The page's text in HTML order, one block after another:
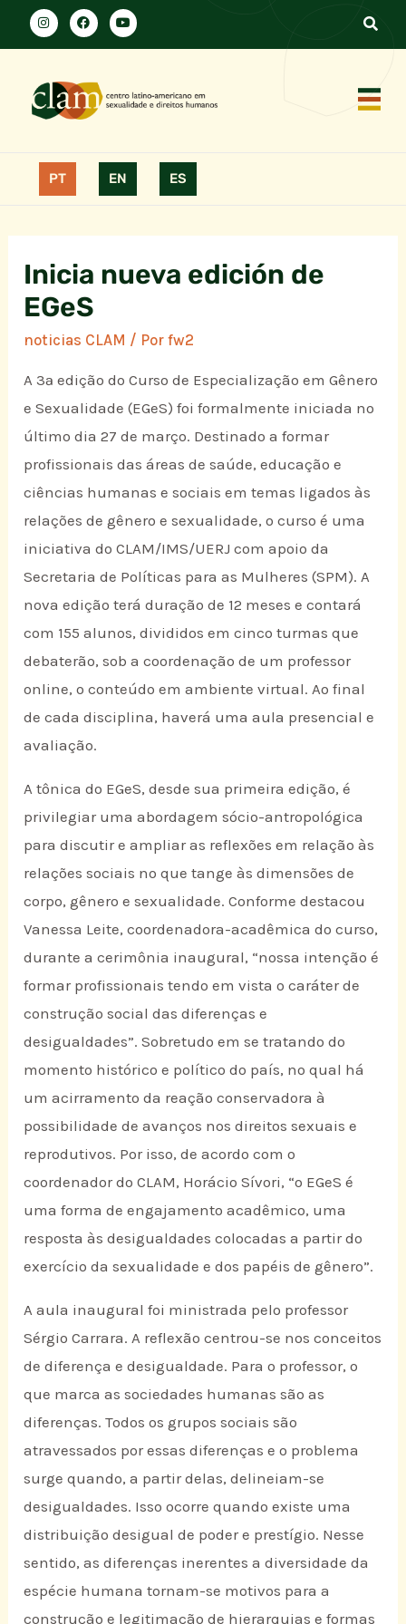
PT EN ES
Inicia nueva edición de
EGeS
noticias CLAM / Porfw2
A 3ª edição do Curso de Especialização em Gênero
e Sexualidade (EGeS) foi formalmente iniciada no
último dia 27 de março. Destinado a formar
profissionais das áreas de saúde, educação e
ciências humanas e sociais em temas ligados às
relações de gênero e sexualidade, o curso é uma
iniciativa do CLAM/IMS/UERJ com apoio da
Secretaria de Políticas para as Mulheres (SPM). A
nova edição terá duração de 12 meses e contará
com 155 alunos, divididos em cinco turmas que
debaterão, sob a coordenação de um professor
online, o conteúdo em ambiente virtual. Ao final
de cada disciplina, haverá uma aula presencial e
avaliação.
A tônica do EGeS, desde sua primeira edição, é
privilegiar uma abordagem sócio-antropológica
para discutir e ampliar as reflexões em relação às
relações sociais no que tange às dimensões de
corpo, gênero e sexualidade. Conforme destacou
Vanessa Leite, coordenadora-acadêmica do curso,
durante a cerimônia inaugural, “nossa intenção é
formar profissionais tendo em vista o caráter de
construção social das diferenças e
desigualdades”. Sobretudo em se tratando do
momento histórico e político do país, no qual há
um acirramento da reação conservadora à
possibilidade de avanços nos direitos sexuais e
reprodutivos. Por isso, de acordo com o
coordenador do CLAM, Horácio Sívori, “o EGeS é
uma forma de engajamento acadêmico, uma
resposta às desigualdades colocadas a partir do
exercício da sexualidade e dos papéis de gênero”.
A aula inaugural foi ministrada pelo professor
Sérgio Carrara. A reflexão centrou-se nos conceitos
de diferença e desigualdade. Para o professor, o
que marca as sociedades humanas são as
diferenças. Todos os grupos sociais são
atravessados por essas diferenças e o problema
surge quando, a partir delas, delineiam-se
desigualdades. Isso ocorre quando existe uma
distribuição desigual de poder e prestígio. Nesse
sentido, as diferenças inerentes a diversidade da
espécie humana tornam-se motivos para a
construção e legitimação de hierarquias e formas